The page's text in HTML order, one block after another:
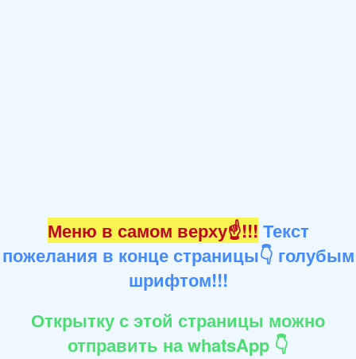
Меню в самом верху☝!!! Текст
пожелания в конце страницы👇 голубым
шрифтом!!!
Открытку с этой страницы можно
отправить на whatsApp 👇